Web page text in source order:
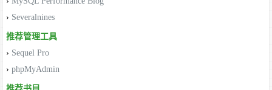
› Severalnines
推荐管理工具
› Sequel Pro
› phpMyAdmin